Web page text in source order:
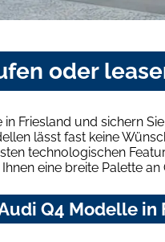
oder
Friesland und sichern
lässt fast keine
technologischen
eine breite Palette an
Q4 Modelle